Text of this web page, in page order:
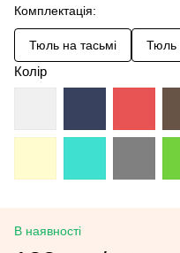
Комплектація:
Тюль на тасьмі Тюль
Колір
В наявності